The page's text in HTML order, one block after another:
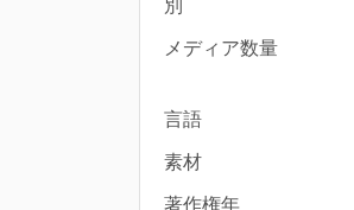
メディア数量
言語
素材
著作権年